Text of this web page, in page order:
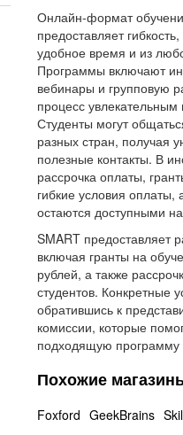
Онлайн-формат
предоставляет
удобное время и из
Программы включают
вебинары и групповую
процесс
Студенты могут
разных стран, получая
полезные контакты. В
рассрочка оплаты,
гибкие условия оплаты,
остаются доступными
SMART предоставляет
включая гранты на
рублей, а также
студентов. Конкретные
обратившись к
комиссии, которые
подходящую программу
Похожие
Foxford GeekBrains